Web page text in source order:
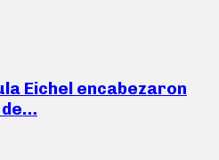
Eichel encabezaron
de…